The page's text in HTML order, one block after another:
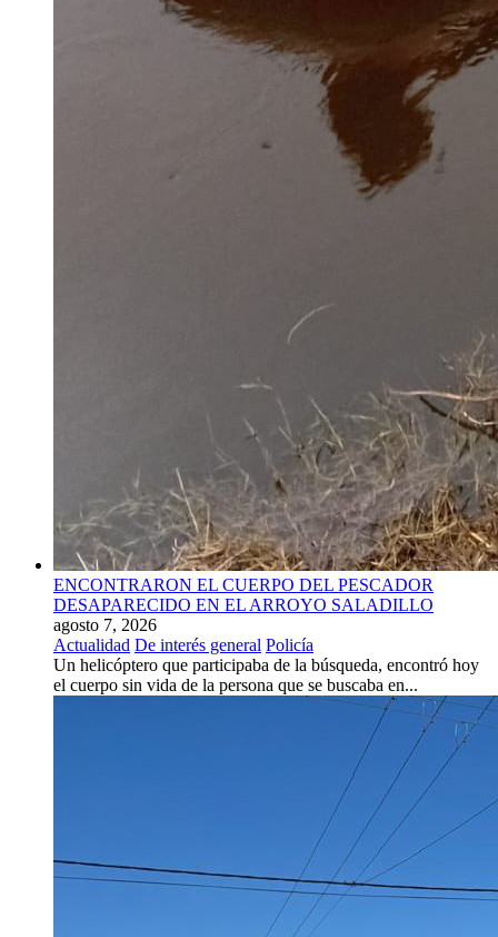
ENCONTRARON EL CUERPO DEL PESCADOR
DESAPARECIDO EN EL ARROYO SALADILLO
agosto 7, 2026
Actualidad De interés general Policía
Un helicóptero que participaba de la búsqueda, encontró hoy
el cuerpo sin vida de la persona que se buscaba en...